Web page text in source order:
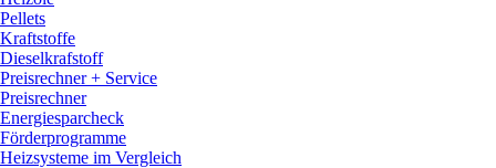
Pellets
Kraftstoffe
Dieselkrafstoff
Preisrechner + Service
Preisrechner
Energiesparcheck
Förderprogramme
Heizsysteme im Vergleich